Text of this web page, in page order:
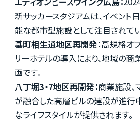
新サッカースタジアムは、イベント
能な都市型施設として注目されてい
基町相生通地区再開発：高規格オ
リーホテルの導入により、地域の
画です。
八丁堀3・7地区再開発：商業施設、
が融合した高層ビルの建設が進行
なライフスタイルが提供されます。